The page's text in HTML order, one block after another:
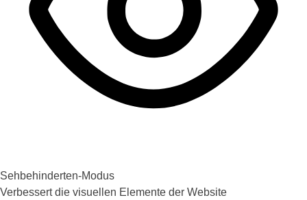
Sehbehinderten-Modus
Verbessert die visuellen Elemente der Website